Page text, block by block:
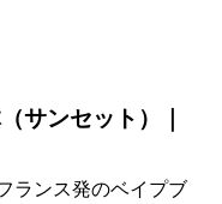
サンセット）｜
ランス発のベイプブ